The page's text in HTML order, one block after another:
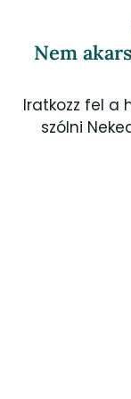
Nem
Iratkozz fel a
szólni